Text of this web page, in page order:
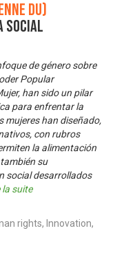
du)
Social
de género sobre
Popular
han sido un pilar
para enfrentar la
mujeres han diseñado,
con rubros
la alimentación
su
social desarrollados
la suite
rights, Innovation,